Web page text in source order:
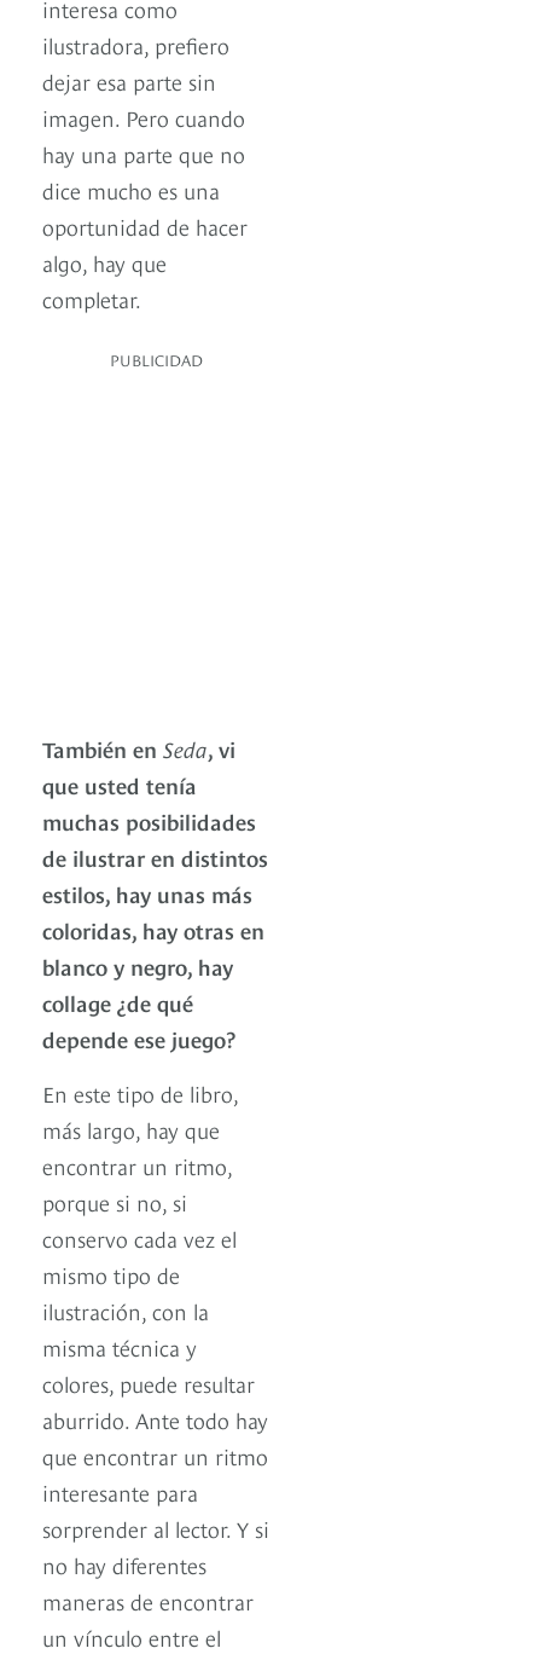
interesa como
ilustradora, prefiero
dejar esa parte sin
imagen. Pero cuando
hay una parte que no
dice mucho es una
oportunidad de hacer
algo, hay que
completar.
PUBLICIDAD
También en Seda, vi
que usted tenía
muchas posibilidades
de ilustrar en distintos
estilos, hay unas más
coloridas, hay otras en
blanco y negro, hay
collage ¿de qué
depende ese juego?
En este tipo de libro,
más largo, hay que
encontrar un ritmo,
porque si no, si
conservo cada vez el
mismo tipo de
ilustración, con la
misma técnica y
colores, puede resultar
aburrido. Ante todo hay
que encontrar un ritmo
interesante para
sorprender al lector. Y si
no hay diferentes
maneras de encontrar
un vínculo entre el